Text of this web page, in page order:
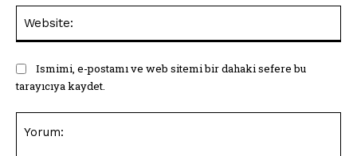
Ismimi, e-postamı ve web sitemi bir dahaki sefere bu
tarayıcıya kaydet.